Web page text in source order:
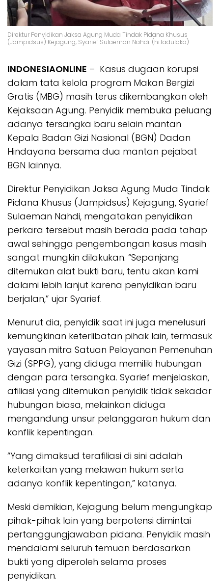
Direktur Penyidikan Jaksa Agung Muda Tindak Pidana Khusus
(Jampidsus) Kejagung, Syarief Sulaeman Nahdi. (hi.tadulako)
INDONESIAONLINE – Kasus dugaan korupsi
dalam tata kelola program Makan Bergizi
Gratis (MBG) masih terus dikembangkan oleh
Kejaksaan Agung. Penyidik membuka peluang
adanya tersangka baru selain mantan
Kepala Badan Gizi Nasional (BGN) Dadan
Hindayana bersama dua mantan pejabat
BGN lainnya.
Direktur Penyidikan Jaksa Agung Muda Tindak
Pidana Khusus (Jampidsus) Kejagung, Syarief
Sulaeman Nahdi, mengatakan penyidikan
perkara tersebut masih berada pada tahap
awal sehingga pengembangan kasus masih
sangat mungkin dilakukan. “Sepanjang
ditemukan alat bukti baru, tentu akan kami
dalami lebih lanjut karena penyidikan baru
berjalan,” ujar Syarief.
Menurut dia, penyidik saat ini juga menelusuri
kemungkinan keterlibatan pihak lain, termasuk
yayasan mitra Satuan Pelayanan Pemenuhan
Gizi (SPPG), yang diduga memiliki hubungan
dengan para tersangka. Syarief menjelaskan,
afiliasi yang ditemukan penyidik tidak sekadar
hubungan biasa, melainkan diduga
mengandung unsur pelanggaran hukum dan
konflik kepentingan.
“Yang dimaksud terafiliasi di sini adalah
keterkaitan yang melawan hukum serta
adanya konflik kepentingan,” katanya.
Meski demikian, Kejagung belum mengungkap
pihak-pihak lain yang berpotensi dimintai
pertanggungjawaban pidana. Penyidik masih
mendalami seluruh temuan berdasarkan
bukti yang diperoleh selama proses
penyidikan.